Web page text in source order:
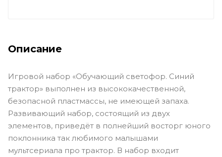
Описание
Игровой набор «Обучающий светофор. Синий
трактор» выполнен из высококачественной,
безопасной пластмассы, не имеющей запаха.
Развивающий набор, состоящий из двух
элементов, приведёт в полнейший восторг юного
поклонника так любимого малышами
мультсериала про трактор. В набор входит